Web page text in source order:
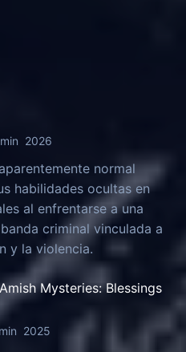
2026
normal
habilidades ocultas en
al enfrentarse a una
criminal vinculada a
y la violencia.
Mysteries: Blessings
2025